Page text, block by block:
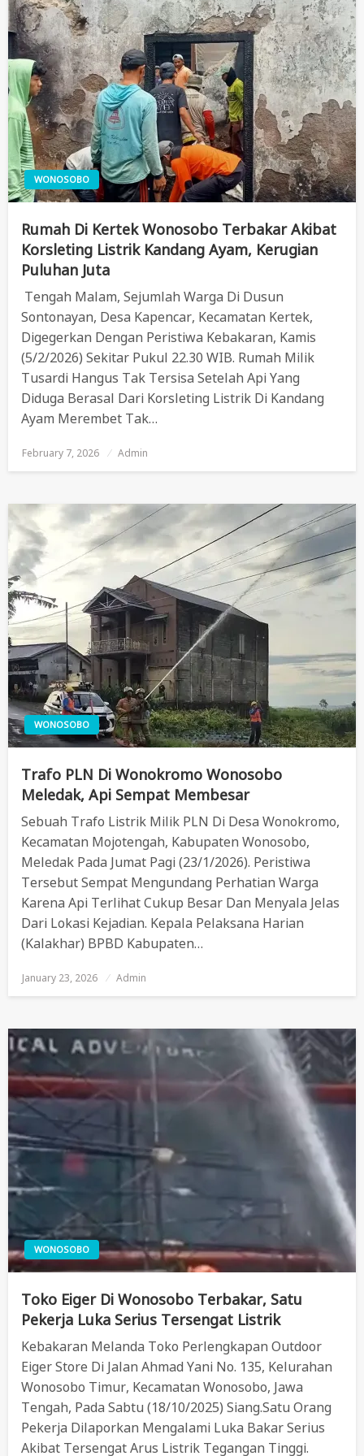
WONOSOBO
Rumah Di Kertek Wonosobo Terbakar Akibat
Korsleting Listrik Kandang Ayam, Kerugian
Puluhan Juta
Tengah Malam, Sejumlah Warga Di Dusun
Sontonayan, Desa Kapencar, Kecamatan Kertek,
Digegerkan Dengan Peristiwa Kebakaran, Kamis
(5/2/2026) Sekitar Pukul 22.30 WIB. Rumah Milik
Tusardi Hangus Tak Tersisa Setelah Api Yang
Diduga Berasal Dari Korsleting Listrik Di Kandang
Ayam Merembet Tak…
Posted
February 7, 2026 Admin
WONOSOBO
Trafo PLN Di Wonokromo Wonosobo
Meledak, Api Sempat Membesar
Sebuah Trafo Listrik Milik PLN Di Desa Wonokromo,
Kecamatan Mojotengah, Kabupaten Wonosobo,
Meledak Pada Jumat Pagi (23/1/2026). Peristiwa
Tersebut Sempat Mengundang Perhatian Warga
Karena Api Terlihat Cukup Besar Dan Menyala Jelas
Dari Lokasi Kejadian. Kepala Pelaksana Harian
(Kalakhar) BPBD Kabupaten…
Posted
January 23, 2026 Admin
WONOSOBO
Toko Eiger Di Wonosobo Terbakar, Satu
Pekerja Luka Serius Tersengat Listrik
Kebakaran Melanda Toko Perlengkapan Outdoor
Eiger Store Di Jalan Ahmad Yani No. 135, Kelurahan
Wonosobo Timur, Kecamatan Wonosobo, Jawa
Tengah, Pada Sabtu (18/10/2025) Siang.Satu Orang
Pekerja Dilaporkan Mengalami Luka Bakar Serius
Akibat Tersengat Arus Listrik Tegangan Tinggi.